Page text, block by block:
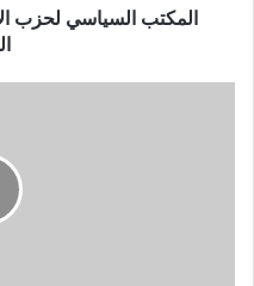
المكتب السياسي لحزب